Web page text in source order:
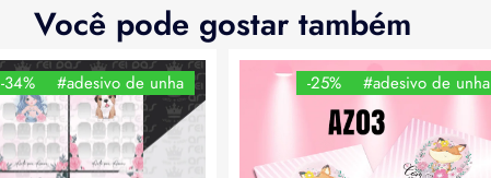
Você pode gostar também
-34% #adesivo de unha -25% #adesivo de unha